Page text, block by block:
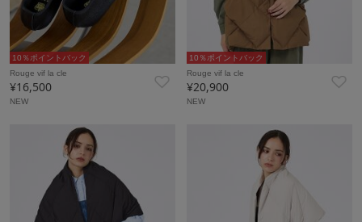
10％ポイントバック
Rouge vif la cle
¥16,500
NEW
10％ポイントバック
Rouge vif la cle
¥20,900
NEW